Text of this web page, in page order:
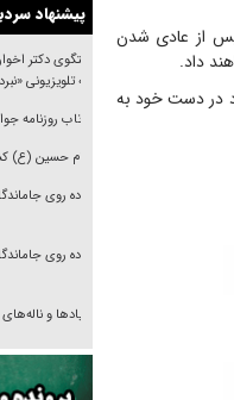
پس از عادی شدن
داد.
در دست خود به
پیشنهاد
گفتگوی دکتر
برنامه تلویزیونی
بازتاب روزنامه جوان ۱۵ مرداد در
امام حسین (ع)
پیاده روی
پیاده روی
فریاد‌ها و
تغییر رویه دشمن